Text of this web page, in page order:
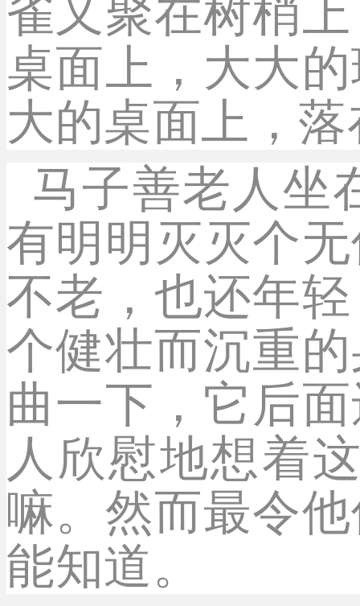
雀又聚在树梢
桌面上，大大
大的桌面上，
马子善老人坐
有明明灭灭个
不老，也还年
个健壮而沉重
曲一下，它后
人欣慰地想着
嘛。然而最令
能知道。